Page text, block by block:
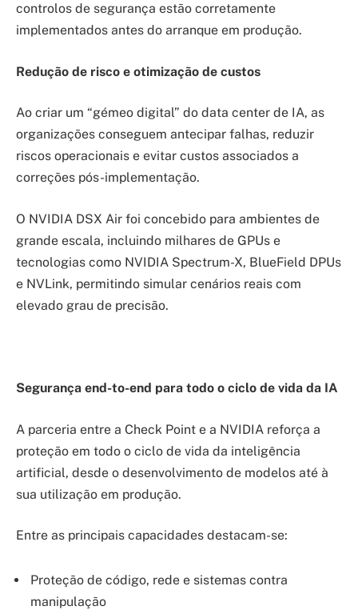
controlos de segurança estão corretamente
implementados antes do arranque em produção.
Redução de risco e otimização de custos
Ao criar um “gémeo digital” do data center de IA, as
organizações conseguem antecipar falhas, reduzir
riscos operacionais e evitar custos associados a
correções pós-implementação.
O NVIDIA DSX Air foi concebido para ambientes de
grande escala, incluindo milhares de GPUs e
tecnologias como NVIDIA Spectrum-X, BlueField DPUs
e NVLink, permitindo simular cenários reais com
elevado grau de precisão.
Segurança end-to-end para todo o ciclo de vida da IA
A parceria entre a Check Point e a NVIDIA reforça a
proteção em todo o ciclo de vida da inteligência
artificial, desde o desenvolvimento de modelos até à
sua utilização em produção.
Entre as principais capacidades destacam-se:
Proteção de código, rede e sistemas contra
manipulação